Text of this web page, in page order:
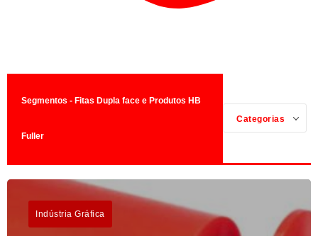
Segmentos - Fitas Dupla face e Produtos HB
Fuller
Categorias
Indústria Gráfica